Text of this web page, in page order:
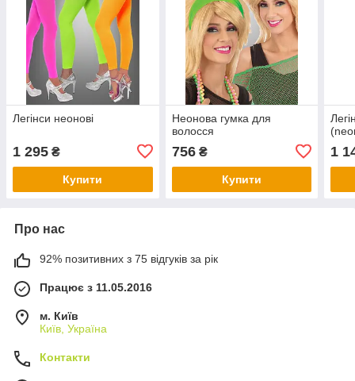
Легінси неонові
1 295 ₴
Купити
Неонова гумка для
волосся
756₴
Купити
1
Про нас
92% позитивних з 75 відгуків за рік
Працює з 11.05.2016
м. Київ
Київ, Україна
Контакти